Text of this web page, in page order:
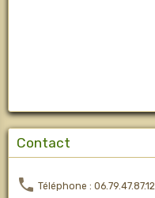
Contact
Téléphone : 06.79.47.87.12